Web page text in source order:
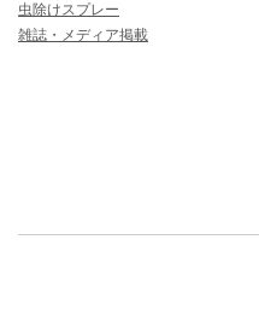
虫除けスプレー
雑誌・メディア掲載